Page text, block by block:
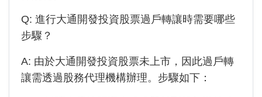
Q: 進行大通開發投資股票過戶轉讓時需要哪些
步驟？
A: 由於大通開發投資股票未上市，因此過戶轉
讓需透過股務代理機構辦理。步驟如下：